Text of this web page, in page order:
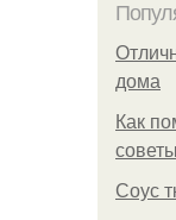
дома
Как
Соус